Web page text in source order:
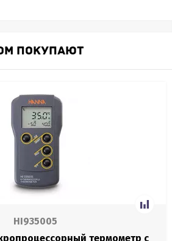
ПОКУПАЮТ
HI935005
термометр с